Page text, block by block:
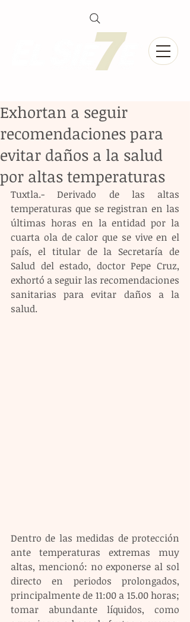
Exhortan a seguir
recomendaciones para
evitar daños a la salud
por altas temperaturas
Tuxtla.- Derivado de las altas
temperaturas que se registran en las
últimas horas en la entidad por la
cuarta ola de calor que se vive en el
país, el titular de la Secretaría de
Salud del estado, doctor Pepe Cruz,
exhortó a seguir las recomendaciones
sanitarias para evitar daños a la
salud.
Dentro de las medidas de protección
ante temperaturas extremas muy
altas, mencionó: no exponerse al sol
directo en periodos prolongados,
principalmente de 11:00 a 15.00 horas;
tomar abundante líquidos, como